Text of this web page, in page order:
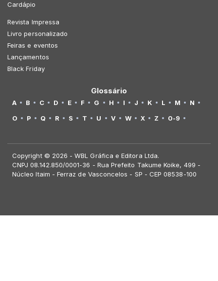
Cardápio
Revista Impressa
Livro personalizado
Feiras e eventos
Lançamentos
Black Friday
Glossário
A B C D E F G H I J K L M
N
O
P Q R S T U V W X Z 0-9
Copyright © 2026 - WBL Gráfica e Editora Ltda.
CNPJ 08.142.850/0001-36 - Rua Prefeito Takume Koike, 499 -
Núcleo Itaim - Ferraz de Vasconcelos - SP - CEP 08538-100